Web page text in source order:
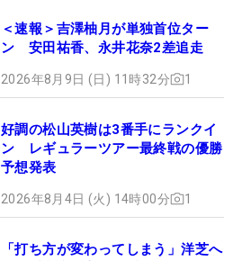
＜速報＞吉澤柚月が単独首位ター
ン 安田祐香、永井花奈2差追走
2026年8月9日 (日) 11時32分 1
好調の松山英樹は3番手にランクイ
ン レギュラーツアー最終戦の優勝
予想発表
2026年8月4日 (火) 14時00分 1
「打ち方が変わってしまう」洋芝へ